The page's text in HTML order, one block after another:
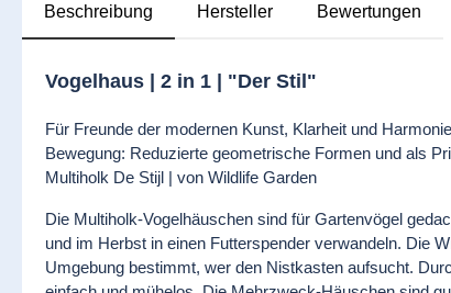
Beschreibung Hersteller Bewertungen
Vogelhaus | 2 in 1 | "Der Stil"
Für Freunde der modernen Kunst, Klarheit und
Bewegung: Reduzierte geometrische Formen und als
Multiholk De Stijl | von Wildlife Garden
Die Multiholk-Vogelhäuschen sind für Gartenvögel
und im Herbst in einen Futterspender verwandeln. Die
Umgebung bestimmt, wer den Nistkasten aufsucht.